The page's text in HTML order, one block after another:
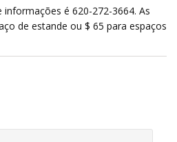
é 620-272-3664. As
de estande ou $ 65 para espaços